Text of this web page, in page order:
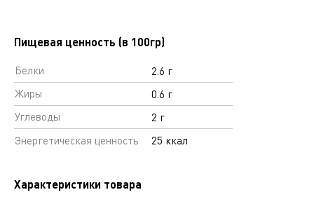
Пищевая ценность (в 100гр)
Белки
2.6 г
Жиры
0.6 г
Углеводы
2 г
Энергетическая ценность
25 ккал
Характеристики товара